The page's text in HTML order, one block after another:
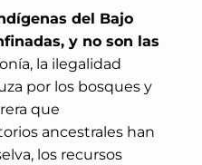
del Bajo
y no son las
la ilegalidad
por los bosques y
que
ancestrales han
los recursos